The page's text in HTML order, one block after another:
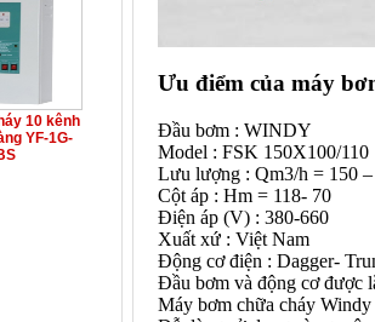
10 kênh
YF-1G-
Ưu điểm của máy
Đầu bơm : WINDY
Model : FSK 150X100/110
Lưu lượng : Qm3/h = 150
Cột áp : Hm = 118- 70
Điện áp (V) : 380-660
Xuất xứ : Việt Nam
Động cơ điện : Dagger-
Đầu bơm và động cơ được
Máy bơm chữa cháy